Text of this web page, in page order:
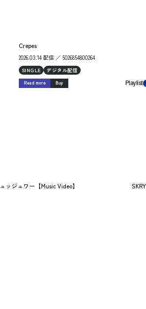
Crepes
2026.03.14 配信 ／ 5026854800264
SINGLE デジタル配信
Read more Buy Playlist
ッジュワー【Music Video】